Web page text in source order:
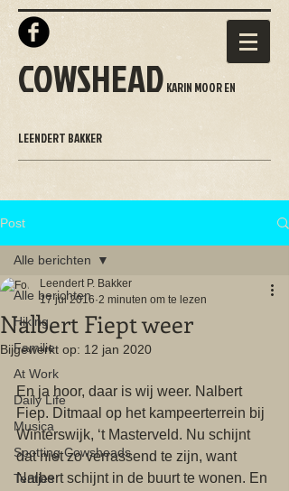
COWSHEAD KARIN MOOR EN
LEENDERT BAKKER
Post
Alle berichten
Hiking
Familie
At Work
Daily Life
Musica
Spotting Cowsheads
Tentjes
Alle berichten
Nalbert Fiept weer
Leendert P. Bakker
17 jul 2016 2 minuten om te lezen
Bijgewerkt op: 12 jan 2020
En ja hoor, daar is wij weer. Nalbert
Fiep. Ditmaal op het kampeerterrein bij
Winterswijk, ‘t Masterveld. Nu schijnt
dat niet zo verrassend te zijn, want
Nalbert schijnt in de buurt te wonen. En